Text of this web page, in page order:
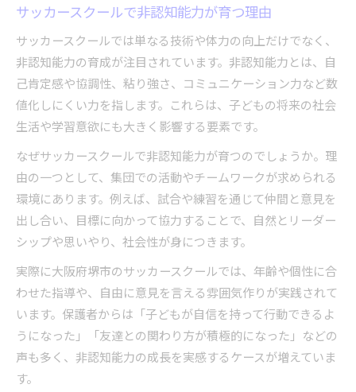
子どもの成長を促すサッカースクールの指導法
サッカースクールで活きる個別指導の工夫
考える力を伸ばすサッカースクールの特徴
観察力や協調性も育む指導法のポイント
サッカースクールのコーチングが変える成長
判断力も伸ばす堺市サッカースクールの魅力
サッカースクールで判断力が向上する理由
堺市で人気のサッカースクールの共通点
自主的に考える練習が多いサッカースクール
試合形式で身につくサッカーIQと応用力
サッカースクールが育てる問題解決力
費用対効果を重視した選び方のポイント
サッカースクール費用と効果を比較する視点
サッカースクールで得られる価値の見極め方
サッカースクールで非認知能力が育つ理由
サッカースクールでは単なる技術や体力の向上だけでなく、
非認知能力の育成が注目されています。非認知能力とは、自
己肯定感や協調性、粘り強さ、コミュニケーション力など数
値化しにくい力を指します。これらは、子どもの将来の社会
生活や学習意欲にも大きく影響する要素です。
なぜサッカースクールで非認知能力が育つのでしょうか。理
由の一つとして、集団での活動やチームワークが求められる
環境にあります。例えば、試合や練習を通じて仲間と意見を
出し合い、目標に向かって協力することで、自然とリーダー
シップや思いやり、社会性が身につきます。
実際に大阪府堺市のサッカースクールでは、年齢や個性に合
わせた指導や、自由に意見を言える雰囲気作りが実践されて
います。保護者からは「子どもが自信を持って行動できるよ
うになった」「友達との関わり方が積極的になった」などの
声も多く、非認知能力の成長を実感するケースが増えていま
す。